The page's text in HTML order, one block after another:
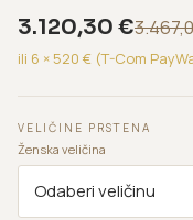
3.120,30 €
ili 6 × 520 € (T-Com
VELIČINE PRSTENA
Ženska veličina